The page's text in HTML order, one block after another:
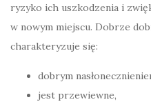
ryzyko ich uszkodzenia i
w nowym miejscu. Dobrze
charakteryzuje się:
dobrym
jest przewiewne,